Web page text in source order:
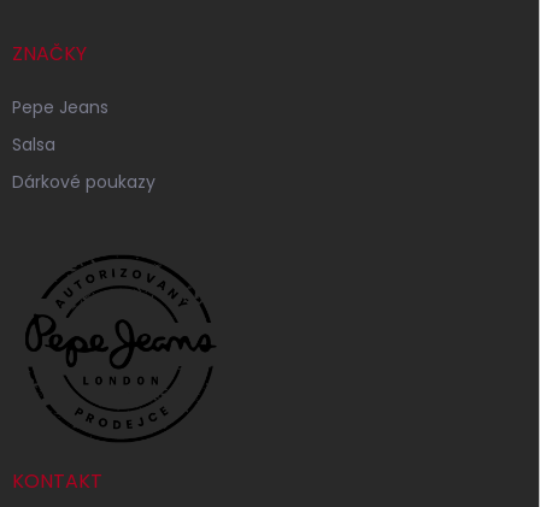
ZNAČKY
Pepe Jeans
Salsa
Dárkové poukazy
KONTAKT